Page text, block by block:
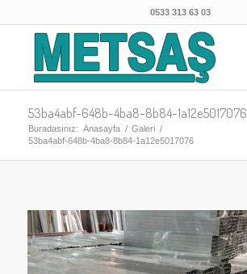
0533 313 63 03
53ba4abf-648b-4ba8-8b84-1a12e5017076
Buradasınız: Anasayfa / Galeri /
53ba4abf-648b-4ba8-8b84-1a12e5017076